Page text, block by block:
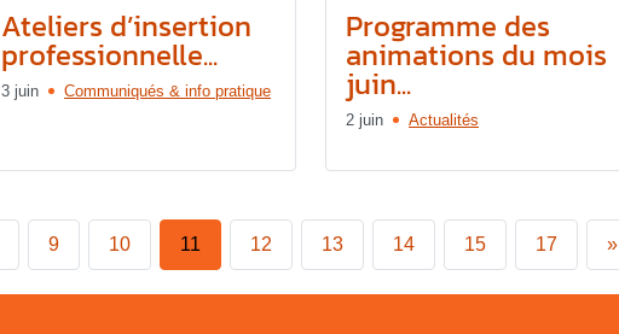
Ateliers d’insertion
professionnelle...
3 juin Communiqués & info pratique
Programme des
animations du mois
juin...
2 juin Actualités
9 10 11 12 13 14 15 17 »